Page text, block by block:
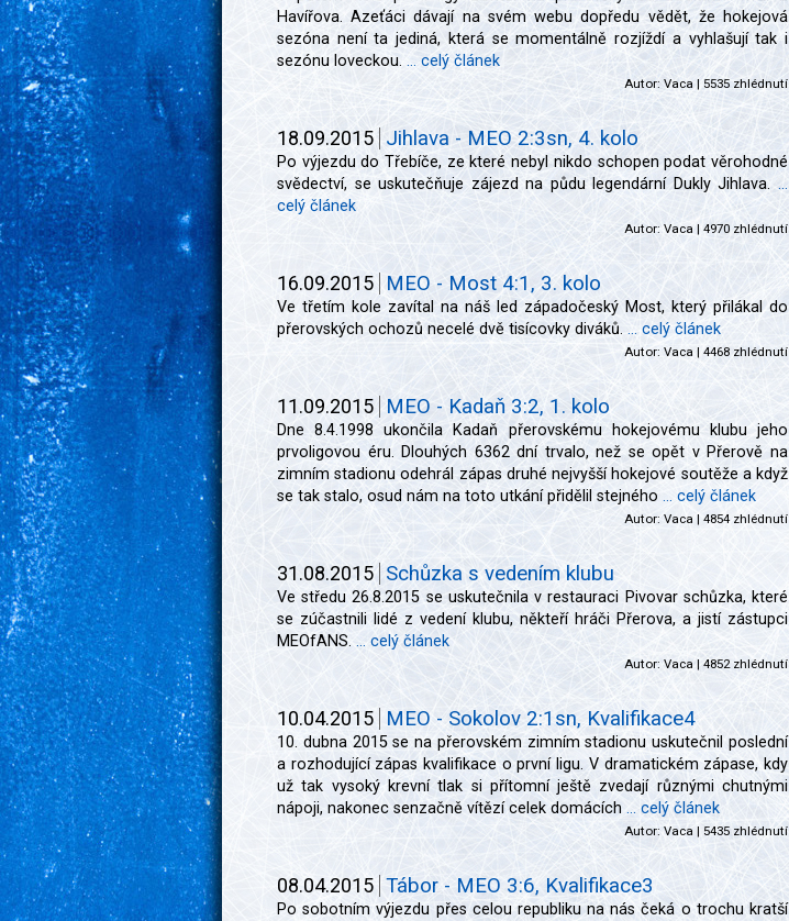
Havířova. Azeťáci dávají na svém webu dopředu vědět, že hokejová
sezóna není ta jediná, která se momentálně rozjíždí a vyhlašují tak i
sezónu loveckou. ... celý článek
Autor: Vaca | 5535 zhlédnutí
18.09.2015 Jihlava - MEO 2:3sn, 4. kolo
Po výjezdu do Třebíče, ze které nebyl nikdo schopen podat věrohodné
svědectví, se uskutečňuje zájezd na půdu legendární Dukly Jihlava....
celý článek
Autor: Vaca | 4970 zhlédnutí
16.09.2015 MEO - Most 4:1, 3. kolo
Ve třetím kole zavítal na náš led západočeský Most, který přilákal do
přerovských ochozů necelé dvě tisícovky diváků. ... celý článek
Autor: Vaca | 4468 zhlédnutí
11.09.2015 MEO - Kadaň 3:2, 1. kolo
Dne 8.4.1998 ukončila Kadaň přerovskému hokejovému klubu jeho
prvoligovou éru. Dlouhých 6362 dní trvalo, než se opět v Přerově na
zimním stadionu odehrál zápas druhé nejvyšší hokejové soutěže a když
se tak stalo, osud nám na toto utkání přidělil stejného ... celý článek
Autor: Vaca | 4854 zhlédnutí
31.08.2015 Schůzka s vedením klubu
Ve středu 26.8.2015 se uskutečnila v restauraci Pivovar schůzka, které
se zúčastnili lidé z vedení klubu, někteří hráči Přerova, a jistí zástupci
MEOfANS. ... celý článek
Autor: Vaca | 4852 zhlédnutí
10.04.2015 MEO - Sokolov 2:1sn, Kvalifikace4
10. dubna 2015 se na přerovském zimním stadionu uskutečnil poslední
a rozhodující zápas kvalifikace o první ligu. V dramatickém zápase, kdy
už tak vysoký krevní tlak si přítomní ještě zvedají různými chutnými
nápoji, nakonec senzačně vítězí celek domácích ... celý článek
Autor: Vaca | 5435 zhlédnutí
08.04.2015 Tábor - MEO 3:6, Kvalifikace3
Po sobotním výjezdu přes celou republiku na nás čeká o trochu kratší